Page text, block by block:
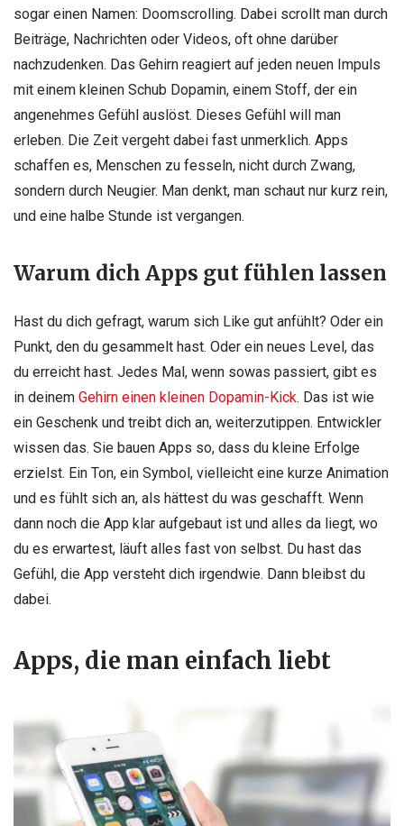
sogar einen Namen: Doomscrolling. Dabei scrollt man durch
Beiträge, Nachrichten oder Videos, oft ohne darüber
nachzudenken. Das Gehirn reagiert auf jeden neuen Impuls
mit einem kleinen Schub Dopamin, einem Stoff, der ein
angenehmes Gefühl auslöst. Dieses Gefühl will man
erleben. Die Zeit vergeht dabei fast unmerklich. Apps
schaffen es, Menschen zu fesseln, nicht durch Zwang,
sondern durch Neugier. Man denkt, man schaut nur kurz rein,
und eine halbe Stunde ist vergangen.
Warum dich Apps gut fühlen lassen
Hast du dich gefragt, warum sich Like gut anfühlt? Oder ein
Punkt, den du gesammelt hast. Oder ein neues Level, das
du erreicht hast. Jedes Mal, wenn sowas passiert, gibt es
in deinem Gehirn einen kleinen Dopamin-Kick. Das ist wie
ein Geschenk und treibt dich an, weiterzutippen. Entwickler
wissen das. Sie bauen Apps so, dass du kleine Erfolge
erzielst. Ein Ton, ein Symbol, vielleicht eine kurze Animation
und es fühlt sich an, als hättest du was geschafft. Wenn
dann noch die App klar aufgebaut ist und alles da liegt, wo
du es erwartest, läuft alles fast von selbst. Du hast das
Gefühl, die App versteht dich irgendwie. Dann bleibst du
dabei.
Apps, die man einfach liebt